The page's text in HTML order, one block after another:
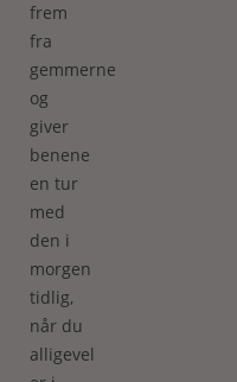
frem
fra
gemmerne
og
giver
benene
en tur
med
den i
morgen
tidlig,
når du
alligevel